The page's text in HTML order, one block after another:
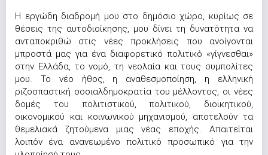
Η εργώδη διαδρομή μου στο δημόσιο χώρο, κυρίως σε
θέσεις της αυτοδιοίκησης, μου δίνει τη δυνατότητα να
ανταποκριθώ στις νέες προκλήσεις που ανοίγονται
μπροστά μας για ένα διαφορετικό πολιτικό «γίγνεσθαι»
στην Ελλάδα, το νομό, τη νεολαία και τους συμπολίτες
μου. Το νέο ήθος, η αναθεσμοποίηση, η ελληνική
ριζοσπαστική σοσιαλδημοκρατία του μέλλοντος, οι νέες
δομές του πολιτιστικού, πολιτικού, διοικητικού,
οικονομικού και κοινωνικού μηχανισμού, αποτελούν τα
θεμελιακά ζητούμενα μιας νέας εποχής. Απαιτείται
λοιπόν ένα ανανεωμένο πολιτικό προσωπικό για την